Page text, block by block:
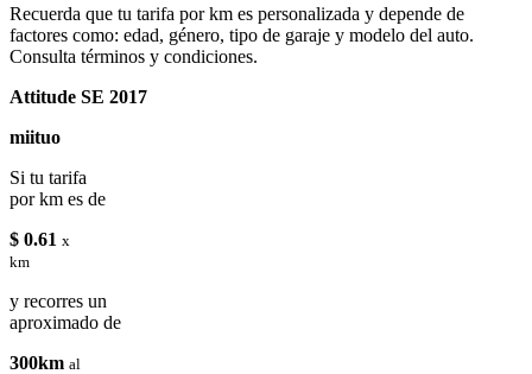
Recuerda que tu tarifa por km es personalizada y depende de
factores como: edad, género, tipo de garaje y modelo del auto.
Consulta términos y condiciones.
Attitude SE 2017
miituo
Si tu tarifa
por km es de
$ 0.61 x
km
y recorres un
aproximado de
300km al